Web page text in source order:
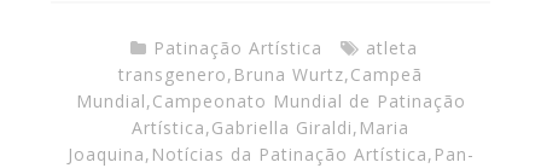
Patinação Artística
atleta
transgenero, Bruna Wurtz,Campeã
Mundial,Campeonato Mundial de Patinação
Artística,Gabriella Giraldi, Maria
Joaquina, Notícias da Patinação Artística, Pan-